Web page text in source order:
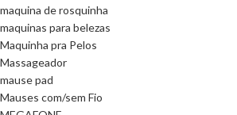
maquina de rosquinha
maquinas para belezas
Maquinha pra Pelos
Massageador
mause pad
Mauses com/sem Fio